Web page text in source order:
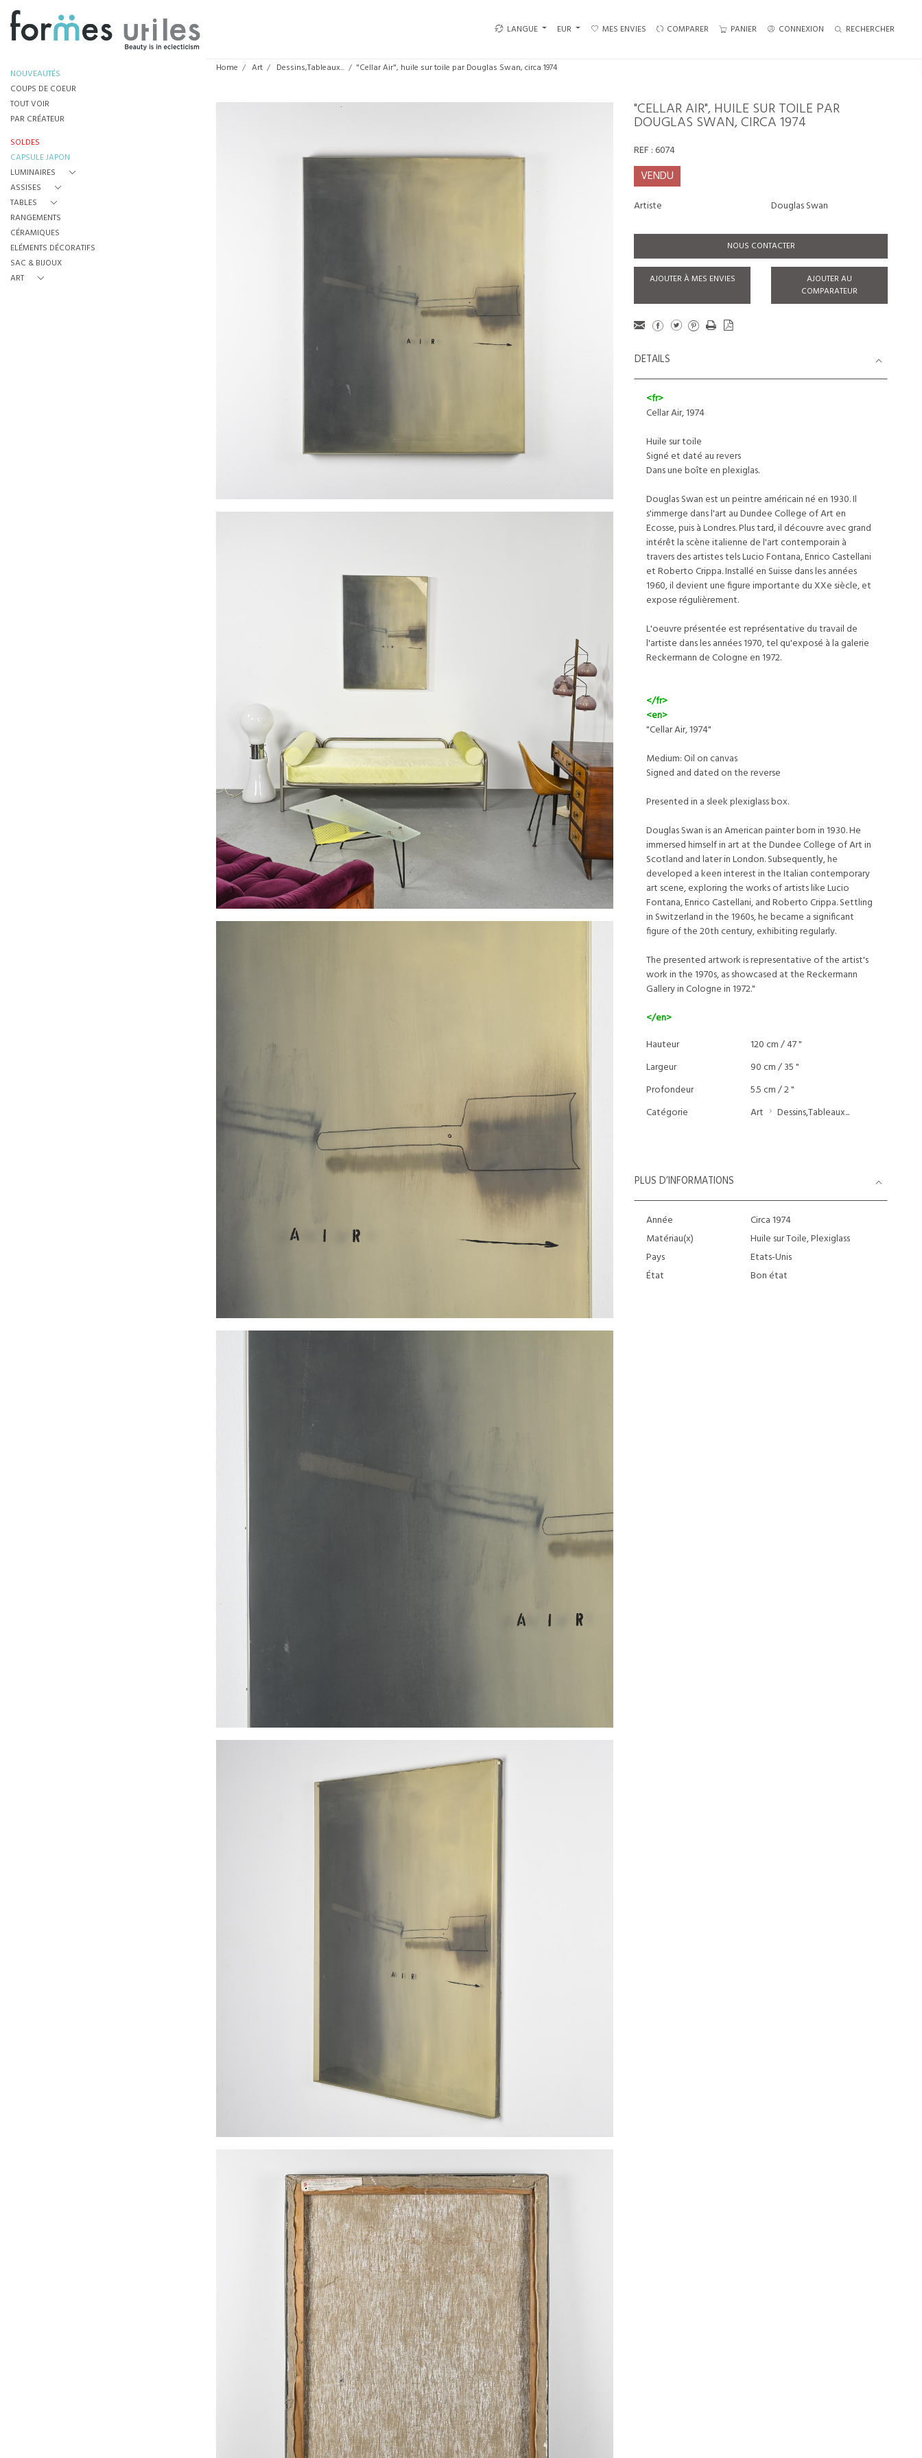
LANGUE EUR MES ENVIES COMPARER PANIER CONNEXION RECHERCHER
NOUVEAUTÉS
COUPS DE COEUR
TOUT VOIR
PAR CRÉATEUR
SOLDES
CAPSULE JAPON
LUMINAIRES
ASSISES
TABLES
RANGEMENTS
CÉRAMIQUES
ELÉMENTS DÉCORATIFS
SAC & BIJOUX
ART
Home Art Dessins,Tableaux... "Cellar Air", huile sur toile par Douglas Swan, circa 1974
"CELLAR AIR", HUILE SUR TOILE PAR
DOUGLAS SWAN, CIRCA 1974
REF : 6074
VENDU
Artiste Douglas Swan
NOUS CONTACTER
AJOUTER À MES ENVIES
AJOUTER AU
COMPARATEUR
DETAILS
<fr>
Cellar Air, 1974
Huile sur toile
Signé et daté au revers
Dans une boîte en plexiglas.
Douglas Swan est un peintre américain né en 1930. Il
s'immerge dans l'art au Dundee College of Art en
Ecosse, puis à Londres. Plus tard, il découvre avec grand
intérêt la scène italienne de l'art contemporain à
travers des artistes tels Lucio Fontana, Enrico Castellani
et Roberto Crippa. Installé en Suisse dans les années
1960, il devient une figure importante du XXe siècle, et
expose régulièrement.
L'oeuvre présentée est représentative du travail de
l'artiste dans les années 1970, tel qu'exposé à la galerie
Reckermann de Cologne en 1972.
</fr>
<en>
"Cellar Air, 1974"
Medium: Oil on canvas
Signed and dated on the reverse
Presented in a sleek plexiglass box.
Douglas Swan is an American painter born in 1930. He
immersed himself in art at the Dundee College of Art in
Scotland and later in London. Subsequently, he
developed a keen interest in the Italian contemporary
art scene, exploring the works of artists like Lucio
Fontana, Enrico Castellani, and Roberto Crippa. Settling
in Switzerland in the 1960s, he became a significant
figure of the 20th century, exhibiting regularly.
The presented artwork is representative of the artist's
work in the 1970s, as showcased at the Reckermann
Gallery in Cologne in 1972."
</en>
Hauteur
120 cm / 47 "
Largeur
90 cm / 35 "
Profondeur
5.5 cm / 2 "
Catégorie
Art Dessins,Tableaux...
PLUS D’INFORMATIONS
Année
Circa 1974
Matériau(x)
Huile sur Toile, Plexiglass
Pays
Etats-Unis
État
Bon état